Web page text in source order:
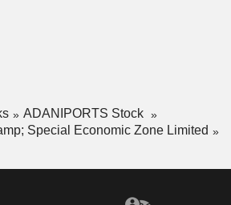
ADANIPORTS Stock
Special Economic Zone Limited